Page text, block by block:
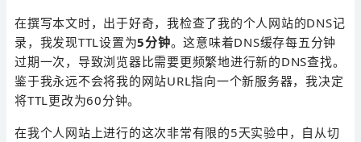
在撰写本文时，出于好奇，我检查了我的个人网站的DNS记
录，我发现TTL设置为5分钟。这意味着DNS缓存每五分钟
过期一次，导致浏览器比需要更频繁地进行新的DNS查找。
鉴于我永远不会将我的网站URL指向一个新服务器，我决定
将TTL更改为60分钟。
在我个人网站上进行的这次非常有限的5天实验中，自从切